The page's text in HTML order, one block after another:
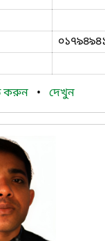
করুন • দেখুন